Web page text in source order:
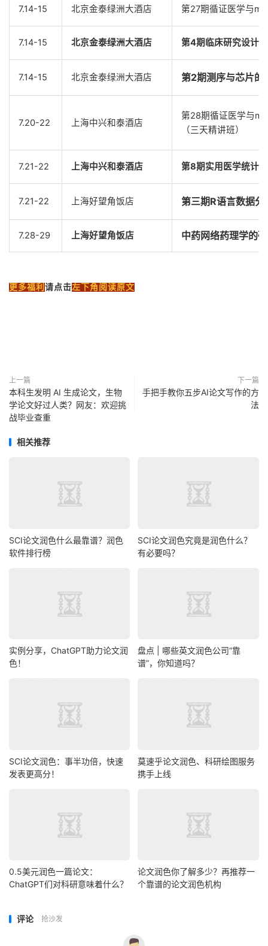
7.14-15 北京金泰绿洲大酒店 第27期循证医学与
7.14-15 北京金泰绿洲大酒店 第4期临床研究设计
7.14-15 北京金泰绿洲大酒店 第2期测序与芯片的
7.20-22 上海中兴和泰酒店
第28期循证医学与
（三天精讲班）
7.21-22 上海中兴和泰酒店 第8期实用医学统计
7.21-22 上海好望角饭店 第三期R语言数据
7.28-29 上海好望角饭店 中药网络药理学的
更多福利 请点击左下角阅读原文
上一篇
本科生发明 AI 生成论文，生物
学论文好过人类？网友：欢迎挑
战毕业查重
下一篇
手把手教你五步AI论文写作的方
法
相关推荐
SCI论文润色什么最靠谱？润色
软件排行榜
SCI论文润色究竟是润色什么？
有必要吗？
实例分享，ChatGPT助力论文润
色！
盘点 | 哪些英文润色公司“靠
谱”，你知道吗？
SCI论文润色：事半功倍，快速
发表更高分！
莫速乎论文润色、科研绘图服务
携手上线
0.5美元润色一篇论文：
ChatGPT们对科研意味着什么？
论文润色你了解多少？再推荐一
个靠谱的论文润色机构
评论 抢沙发